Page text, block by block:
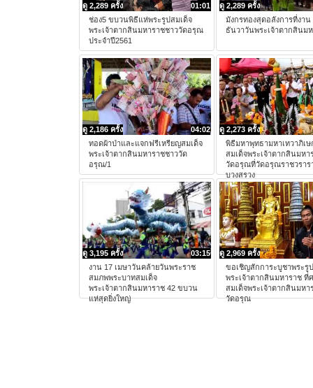
01:01
ดู 2,289 ครั้ง
ช่อง5 ขบวนพิธีแห่พระรูปสมเด็จ
พระเจ้าตากสินมหาราชชาววัดอรุณ
ประจำปี2561
ดู 2,289 ครั้ง
มังกรทองสุดอลังการที่งาน
ธันวาวันพระเจ้าตากสินม
04:02
ดู 2,186 ครั้ง
ทอดผ้าป่าและแจกฟรีเหรียญสมเด็จ
พระเจ้าตากสินมหาราชชาววัด
อรุณ/1
ดู 2,273 ครั้ง
พิธีมหาพุทธามหาเทวาภิเษ
สมเด็จพระเจ้าตากสินมหา
วัดอรุณที่วัดอรุณราชวราร
บวงสรวง
03:15
ดู 3,195 ครั้ง
งาน 17 เมษาวันคล้ายวันพระราช
สมภพพระบาทสมเด็จ
พระเจ้าตากสินมหาราช 42 ขบวน
แห่สุดยิ่งใหญ่
ดู 2,969 ครั้ง
ขอเชิญสักการะบูชาพระรู
พระเจ้าตากสินมหาราช ที่
สมเด็จพระเจ้าตากสินมหา
วัดอรุณ